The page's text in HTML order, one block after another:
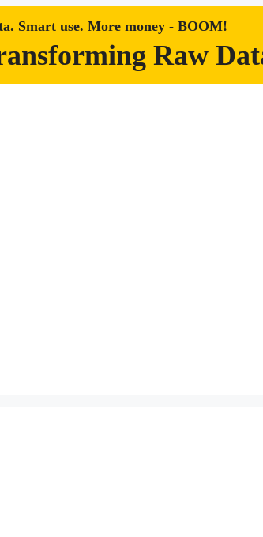
Smart use. More money - BOOM!
Raw